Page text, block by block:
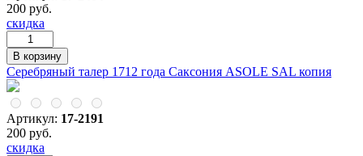
200 руб.
скидка
Серебряный талер 1712 года Саксония ASOLE SAL копия
Артикул: 17-2191
200 руб.
скидка